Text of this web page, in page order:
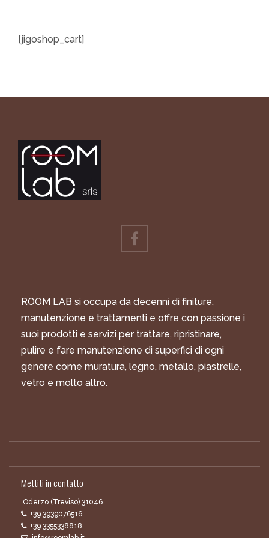
[jigoshop_cart]
ROOM LAB si occupa da decenni di finiture,
manutenzione e trattamenti e offre con passione i
suoi prodotti e servizi per trattare, ripristinare,
pulire e fare manutenzione di superfici di ogni
genere come muratura, legno, metallo, piastrelle,
vetro e molto altro.
Mettiti in contatto
Oderzo (Treviso) 31046
+39 3939076516
+39 3355338818